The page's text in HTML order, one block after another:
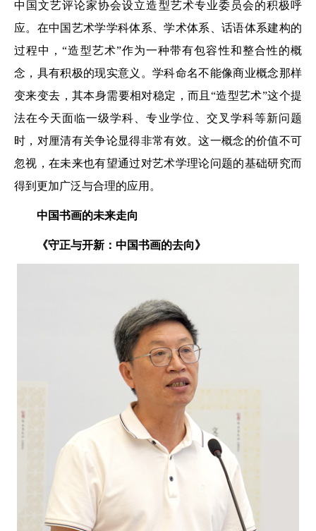
中国文艺评论家协会设立造型艺术专业委员会的积极呼
应。在中国艺术学学科体系、学术体系、话语体系建构的
过程中，“造型艺术”作为一种带有包容性和整合性的概
念，具有积极的现实意义。学科命名不能像商业概念那样
变来变去，其本身需要相对稳定，而且“造型艺术”这个提
法在今天面临一级学科、专业学位、交叉学科等新问题
时，对厘清有关争论显得非常有效。这一概念的价值不可
忽视，在未来也有望通过对艺术学理论问题的基础研究而
得到更加广泛与合理的应用。
中国书画的未来走向
《守正与开新： 中国书画的去向》